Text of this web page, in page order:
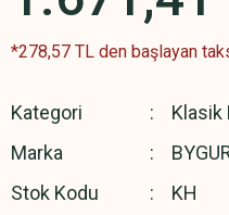
*278,57 TL den başlayan
Kategori
Klasik
Marka
Stok Kodu
KH